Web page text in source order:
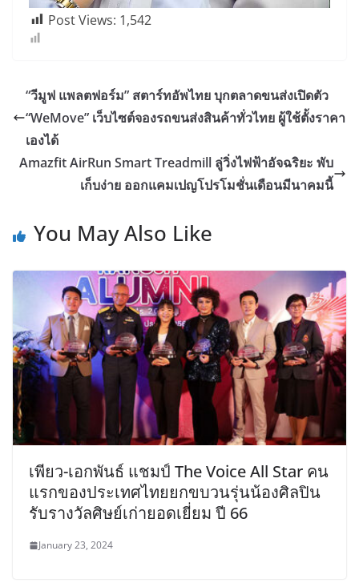
Post Views: 1,542
“วีมูฟ แพลตฟอร์ม” สตาร์ทอัพไทย บุกตลาดขนส่งเปิดตัว
“WeMove” เว็บไซต์จองรถขนส่งสินค้าทั่วไทย ผู้ใช้ตั้งราคา
เองได้
Amazfit AirRun Smart Treadmill ลู่วิ่งไฟฟ้าอัจฉริยะ พับ
เก็บง่าย ออกแคมเปญโปรโมชั่นเดือนมีนาคมนี้
You May Also Like
เพียว-เอกพันธ์ แชมป์ The Voice All Star คน
แรกของประเทศไทยยกขบวนรุ่นน้องศิลปิน
รับรางวัลศิษย์เก่ายอดเยี่ยม ปี 66
January 23, 2024